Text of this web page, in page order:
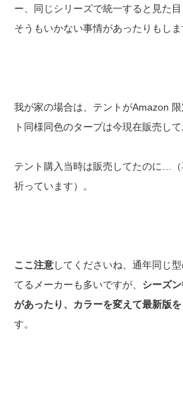
ー、同じシリーズで統一すると見た
そうもいかない事情があったりもしま
我が家の場合は、テントがAmazon
ト同様同色のタープは今現在販売し
テント購入当時は販売してたのに…
祈っています）。
ここ注意してくださいね、通年同じ
てるメーカーも多いですが、 シーズ
があったり、カラーを変えて最新版
す。